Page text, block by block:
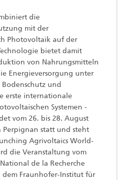
die
mit der
Photovoltaik auf der
bietet damit
von Nahrungsmitteln
Energieversorgung unter
und
erste internationale
Systemen -
vom 26. bis 28. August
Perpignan statt und steht
Agrivoltaics World-
die Veranstaltung vom
de la Recherche
dem Fraunhofer-Institut für